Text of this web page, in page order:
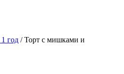
год / Торт с мишками и